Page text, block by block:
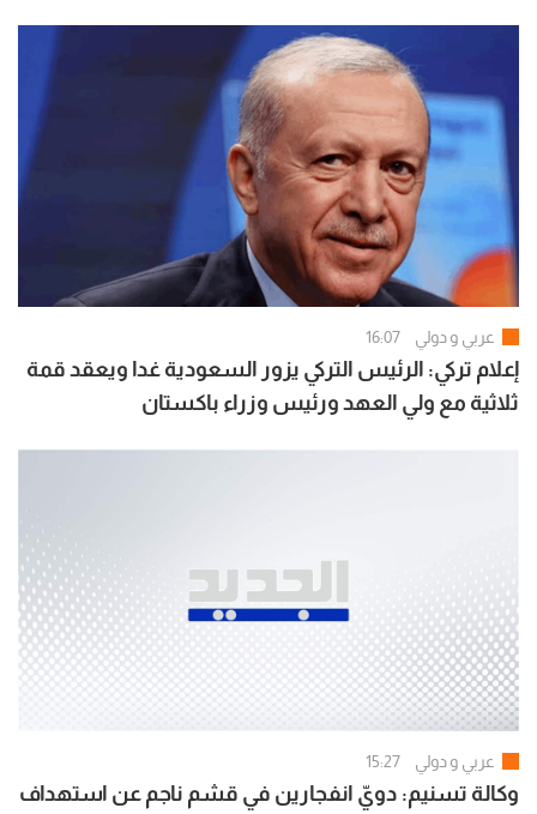
عربي و دولي 16:07
إعلام تركي: الرئيس التركي يزور السعودية غدا ويعقد قمة
ثلاثية مع ولي العهد ورئيس وزراء باكستان
عربي و دولي 15:27
وكالة تسنيم: دويّ انفجارين في قشم ناجم عن استهداف